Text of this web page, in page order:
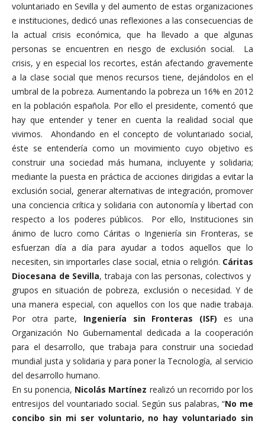
voluntariado en Sevilla y del aumento de estas organizaciones
e instituciones, dedicó unas reflexiones a las consecuencias de
la actual crisis económica, que ha llevado a que algunas
personas se encuentren en riesgo de exclusión social. La
crisis, y en especial los recortes, están afectando gravemente
a la clase social que menos recursos tiene, dejándolos en el
umbral de la pobreza. Aumentando la pobreza un 16% en 2012
en la población española. Por ello el presidente, comentó que
hay que entender y tener en cuenta la realidad social que
vivimos. Ahondando en el concepto de voluntariado social,
éste se entendería como un movimiento cuyo objetivo es
construir una sociedad más humana, incluyente y solidaria;
mediante la puesta en práctica de acciones dirigidas a evitar la
exclusión social, generar alternativas de integración, promover
una conciencia crítica y solidaria con autonomía y libertad con
respecto a los poderes públicos. Por ello, Instituciones sin
ánimo de lucro como Cáritas o Ingeniería sin Fronteras, se
esfuerzan día a día para ayudar a todos aquellos que lo
necesiten, sin importarles clase social, etnia o religión. Cáritas
Diocesana de Sevilla, trabaja con las personas, colectivos y
grupos en situación de pobreza, exclusión o necesidad. Y de
una manera especial, con aquellos con los que nadie trabaja.
Por otra parte, Ingeniería sin Fronteras (ISF) es una
Organización No Gubernamental dedicada a la cooperación
para el desarrollo, que trabaja para construir una sociedad
mundial justa y solidaria y para poner la Tecnología, al servicio
del desarrollo humano.
En su ponencia, Nicolás Martínez realizó un recorrido por los
entresijos del vountariado social. Según sus palabras, “No me
concibo sin mi ser voluntario, no hay voluntariado sin